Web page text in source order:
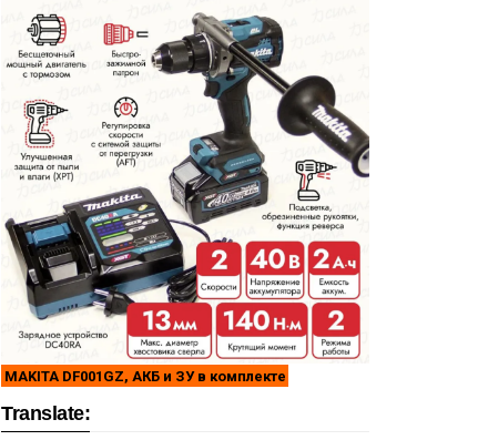
MAKITA DF001GZ, АКБ и ЗУ в комплекте
Translate: